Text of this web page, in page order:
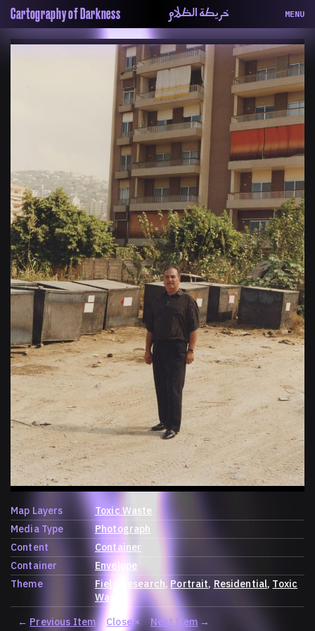
Cartography of Darkness خريطة الظلام MENU
About
ماهيتنا
الخريطة
السلسة
الحاوية
المساهمين
التختيم
Map Layers
Toxic Waste
Media Type
Photograph
Content
Container
Container
Envelope
Theme
Field Research Portrait Residential Toxic
Waste
← Previous Item Close× Next Item →